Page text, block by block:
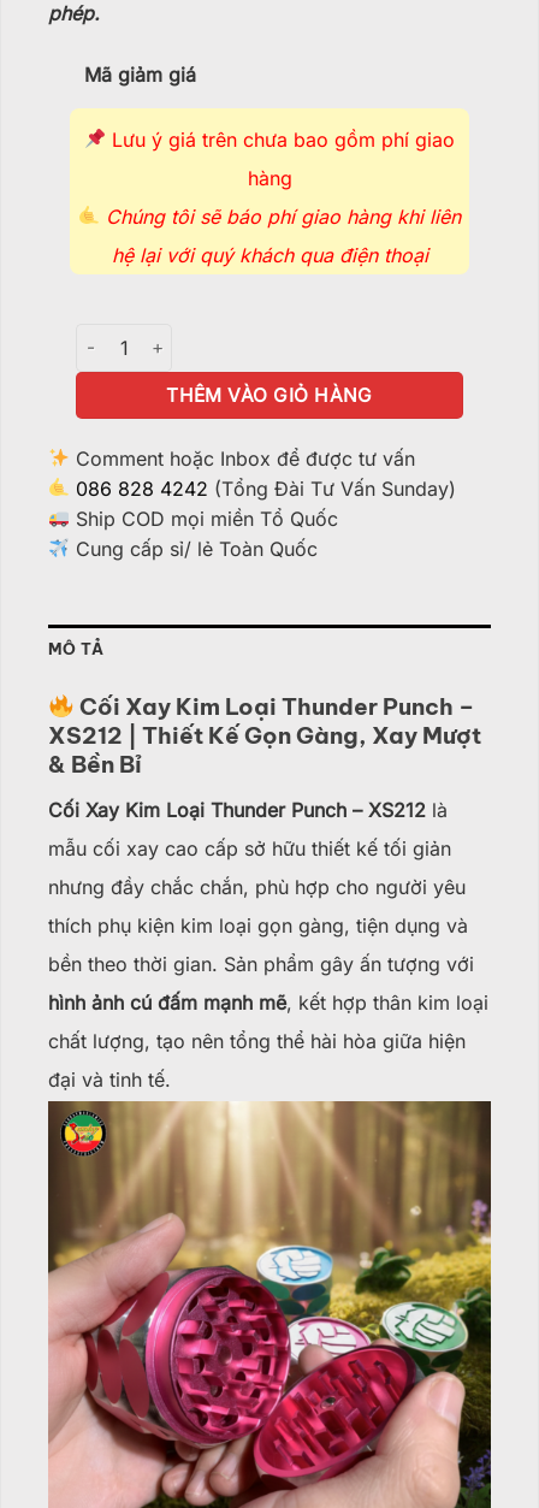
phép.
Mã giảm giá
Lưu ý giá trên chưa bao gồm phí giao
hàng
Chúng tôi sẽ báo phí giao hàng khi liên
hệ lại với quý khách qua điện thoại
Cối Xay Kim Loại Thunder Punch - XS212 số lượng
THÊM VÀO GIỎ HÀNG
Comment hoặc Inbox để được tư vấn
086 828 4242 (Tổng Đài Tư Vấn Sunday)
Ship COD mọi miền Tổ Quốc
Cung cấp sỉ/ lẻ Toàn Quốc
MÔ TẢ
Cối Xay Kim Loại Thunder Punch –
XS212 | Thiết Kế Gọn Gàng, Xay Mượt
& Bền Bỉ
Cối Xay Kim Loại Thunder Punch – XS212 là
mẫu cối xay cao cấp sở hữu thiết kế tối giản
nhưng đầy chắc chắn, phù hợp cho người yêu
thích phụ kiện kim loại gọn gàng, tiện dụng và
bền theo thời gian. Sản phẩm gây ấn tượng với
hình ảnh cú đấm mạnh mẽ, kết hợp thân kim loại
chất lượng, tạo nên tổng thể hài hòa giữa hiện
đại và tinh tế.